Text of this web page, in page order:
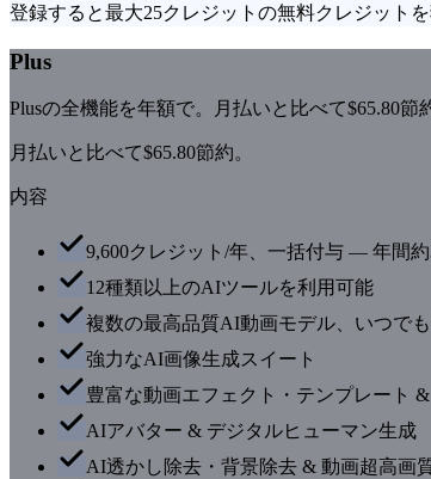
登録すると最大25クレジットの無料クレジット
Plus
Plusの全機能を年額で。月払いと比べて$65.80節
月払いと比べて$65.80節約。
内容
9,600クレジット/年、一括付与 — 年間
12種類以上のAIツールを利用可能
複数の最高品質AI動画モデル、いつで
強力なAI画像生成スイート
豊富な動画エフェクト・テンプレート
AIアバター & デジタルヒューマン生成
AI透かし除去・背景除去 & 動画超高画